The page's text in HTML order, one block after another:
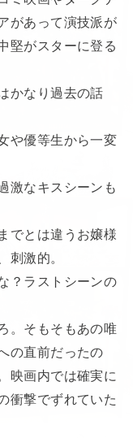
があって演技派が
堅がスターに登る
かなり過去の話
や優等生から一変
激なキスシーンも
でとは違うお嬢様
刺激的。
？ラストシーンの
。そもそもあの唯
の直前だったの
映画内では確実に
衝撃でずれていた